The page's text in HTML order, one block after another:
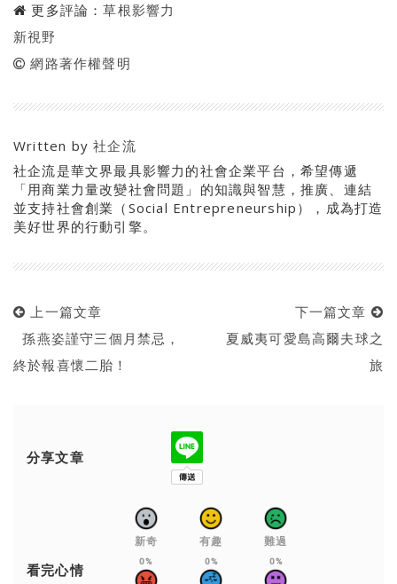
更多評論：草根影響力
新視野
網路著作權聲明
Written by社企流
社企流是華文界最具影響力的社會企業平台，希望傳遞
「用商業力量改變社會問題」的知識與智慧，推廣、連結
並支持社會創業（Social Entrepreneurship），成為打造
美好世界的行動引擎。
上一篇文章
孫燕姿謹守三個月禁忌，
終於報喜懷二胎！
下一篇文章
夏威夷可愛島高爾夫球之
旅
分享文章
看完心情
新奇
0%
有趣
0%
難過
0%